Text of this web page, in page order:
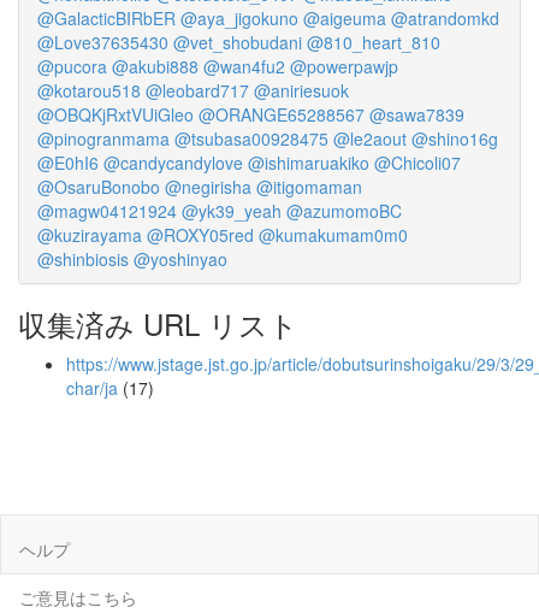
@GalacticBIRbER @aya_jigokuno @aigeuma @atrandomkd
@Love37635430 @vet_shobudani @810_heart_810
@pucora @akubi888 @wan4fu2 @powerpawjp
@kotarou518 @leobard717 @aniriesuok
@OBQKjRxtVUiGleo @ORANGE65288567 @sawa7839
@pinogranmama @tsubasa00928475 @le2aout @shino16g
@E0hI6 @candycandylove @ishimaruakiko @Chicoli07
@OsaruBonobo @negirisha @itigomaman
@magw04121924 @yk39_yeah @azumomoBC
@kuzirayama @ROXY05red @kumakumam0m0
@shinbiosis @yoshinyao
収集済み URL リスト
https://www.jstage.jst.go.jp/article/dobutsurinshoigaku/29/3/
char/ja (17)
ヘルプ
ご意見はこちら